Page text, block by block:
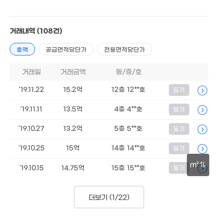
36.3억
m²
거래내역 (108건)
총액 공급면적당단가 전용면적당단가
거래일 거래금액 동/층/호
'19.11.22 15.2억 12층 12**호 등기
'19.11.11 13.5억 4층 4**호 등기
'19.10.27 13.2억 5층 5**호 등기
'19.10.25 15억 14층 14**호 등기
'19.10.15 14.75억 15층 15**호 등기
더보기 (1/22)